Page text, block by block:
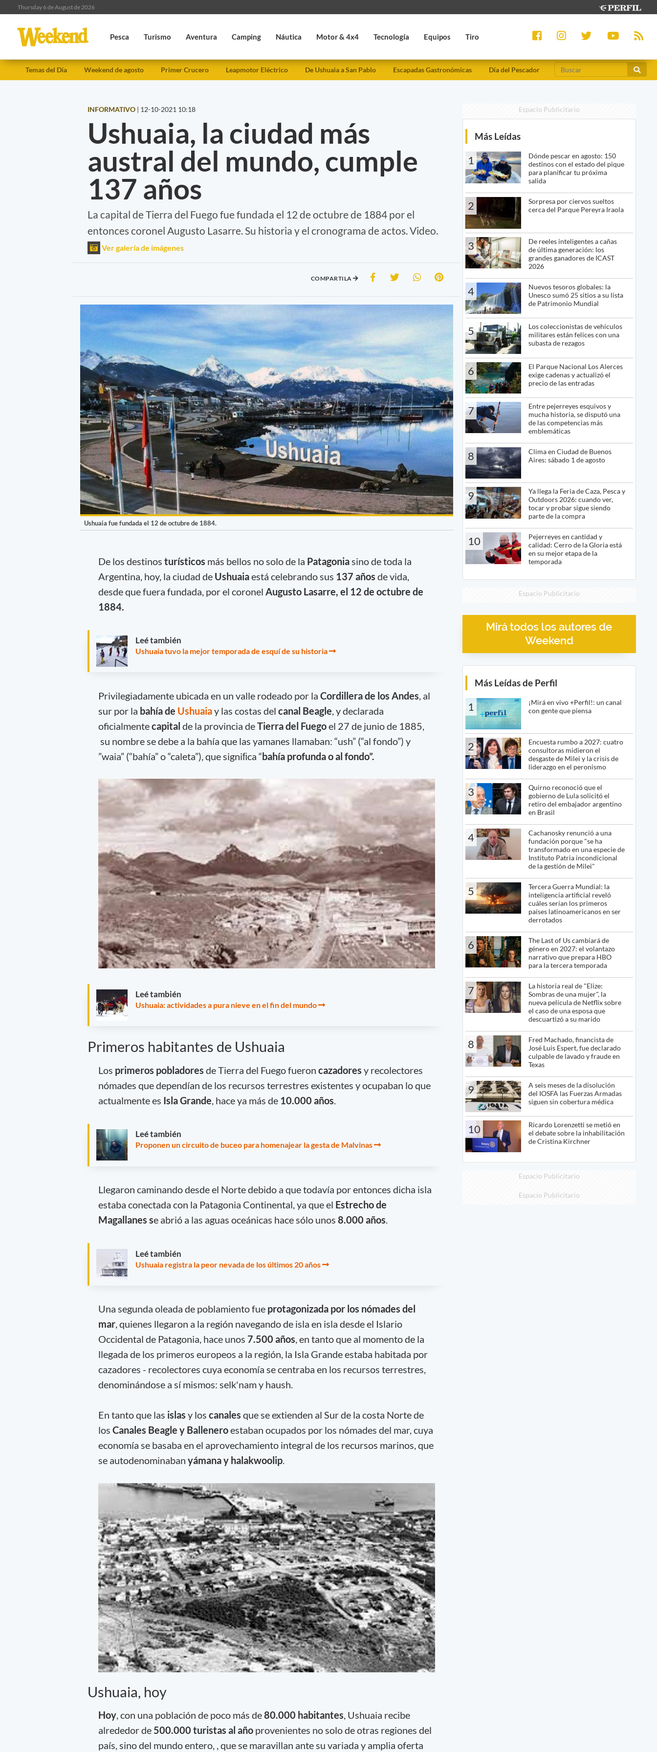
Thursday 6 de August de 2026
Pesca Turismo Aventura Camping Náutica Motor & 4x4 Tecnología Equipos Tiro
Temas del Día Weekend de agosto Primer Crucero Leapmotor Eléctrico De Ushuaia a San Pablo Escapadas Gastronómicas Día del Pescador
INFORMATIVO | 12-10-2021 10:18
Ushuaia, la ciudad más
austral del mundo, cumple
137 años
La capital de Tierra del Fuego fue fundada el 12 de octubre de 1884 por el
entonces coronel Augusto Lasarre. Su historia y el cronograma de actos. Video.
Ver galería de imágenes
COMPARTILA
Ushuaia fue fundada el 12 de octubre de 1884.
De los destinos turísticos más bellos no solo de la Patagoniasino de toda la
Argentina, hoy, la ciudad de Ushuaiaestá celebrando sus 137 años de vida,
desde que fuera fundada, por el coronel Augusto Lasarre, el 12 de octubre de
1884.
Leé también
Ushuaia tuvo la mejor temporada de esquí de su historia
Privilegiadamente ubicada en un valle rodeado por la Cordillera de los Andes , al
sur por la bahía de Ushuaiay las costas del canal Beagle , y declarada
oficialmentecapital de la provincia deTierra del Fuegoel 27 de junio de 1885,
su nombre se debe a la bahía que las yamanes llamaban: “ush” (“al fondo”) y
”waia” (“bahía” o “caleta”), que signiﬁca “bahía profunda o al fondo”.
Leé también
Ushuaia: actividades a pura nieve en el fin del mundo
Primeros habitantes de Ushuaia
Los primeros pobladores de Tierra del Fuego fueron cazadores y recolectores
nómades que dependían de los recursos terrestres existentes y ocupaban lo que
actualmente es Isla Grande , hace ya más de 10.000 años
Leé también
Proponen un circuito de buceo para homenajear la gesta de Malvinas
Llegaron caminando desde el Norte debido a que todavía por entonces dicha isla
estaba conectada con la Patagonia Continental, ya que el Estrecho de
Magallanes se abrió a las aguas oceánicas hace sólo unos 8.000 años.
Leé también
Ushuaia registra la peor nevada de los últimos 20 años
Una segunda oleada de poblamiento fue protagonizada por los nómades del
mar, quienes llegaron a la región navegando de isla en isla desde el Islario
Occidental de Patagonia, hace unos 7.500 años, en tanto que al momento de la
llegada de los primeros europeos a la región, la Isla Grande estaba habitada por
cazadores - recolectores cuya economía se centraba en los recursos terrestres,
denominándose a sí mismos: selk'nam y haush.
En tanto que las islas y los canales que se extienden al Sur de la costa Norte de
los Canales Beagle y Balleneroestaban ocupados por los nómades del mar, cuya
economía se basaba en el aprovechamiento integral de los recursos marinos, que
se autodenominaban yámana y halakwoolip.
Ushuaia, hoy
Hoy, con una población de poco más de80.000 habitantes, Ushuaia recibe
alrededor de 500.000 turistas al añoprovenientes no solo de otras regiones del
país, sino del mundo entero, , que se maravillan ante su variada y amplia oferta
Espacio Publicitario
Más Leídas
1
Dónde pescar en agosto: 150
destinos con el estado del pique
para planificar tu próxima
salida
2
Sorpresa por ciervos sueltos
cerca del Parque Pereyra Iraola
3
De reeles inteligentes a cañas
de última generación: los
grandes ganadores de ICAST
2026
4
Nuevos tesoros globales: la
Unesco sumó 25 sitios a su lista
de Patrimonio Mundial
5
Los coleccionistas de vehículos
militares están felices con una
subasta de rezagos
6
El Parque Nacional Los Alerces
exige cadenas y actualizó el
precio de las entradas
7
Entre pejerreyes esquivos y
mucha historia, se disputó una
de las competencias más
emblemáticas
8
Clima en Ciudad de Buenos
Aires: sábado 1 de agosto
9
Ya llega la Feria de Caza, Pesca y
Outdoors 2026: cuando ver,
tocar y probar sigue siendo
parte de la compra
10
Pejerreyes en cantidad y
calidad: Cerro de la Gloria está
en su mejor etapa de la
temporada
Espacio Publicitario
Mirá todos los autores de
Weekend
Más Leídas de Perfil
1
¡Mirá en vivo +Perfil!: un canal
con gente que piensa
2
Encuesta rumbo a 2027: cuatro
consultoras midieron el
desgaste de Milei y la crisis de
liderazgo en el peronismo
3
Quirno reconoció que el
gobierno de Lula solicitó el
retiro del embajador argentino
en Brasil
4
Cachanosky renunció a una
fundación porque "se ha
transformado en una especie de
Instituto Patria incondicional
de la gestión de Milei"
5
Tercera Guerra Mundial: la
inteligencia artificial reveló
cuáles serían los primeros
países latinoamericanos en ser
derrotados
6
The Last of Us cambiará de
género en 2027: el volantazo
narrativo que prepara HBO
para la tercera temporada
7
La historia real de "Elize:
Sombras de una mujer", la
nueva película de Netflix sobre
el caso de una esposa que
descuartizó a su marido
8
Fred Machado, financista de
José Luis Espert, fue declarado
culpable de lavado y fraude en
Texas
9
A seis meses de la disolución
del IOSFA las Fuerzas Armadas
siguen sin cobertura médica
10
Ricardo Lorenzetti se metió en
el debate sobre la inhabilitación
de Cristina Kirchner
Espacio Publicitario
Espacio Publicitario